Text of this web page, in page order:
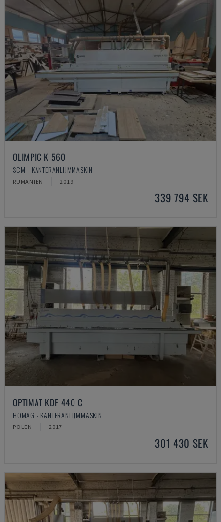
OLIMPIC K 560
SCM - KANTERANLIJMMASKIN
RUMÄNIEN 2019
339 794 SEK
OPTIMAT KDF 440 C
HOMAG - KANTERANLIJMMASKIN
POLEN 2017
301 430 SEK